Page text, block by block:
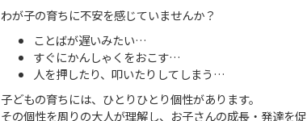
わが子の育ちに不安を感じていませんか？
ことばが遅いみたい…
すぐにかんしゃくをおこす…
人を押したり、叩いたりしてしまう…
子どもの育ちには、ひとりひとり個性があります。
その個性を周りの大人が理解し、お子さんの成長・発達を